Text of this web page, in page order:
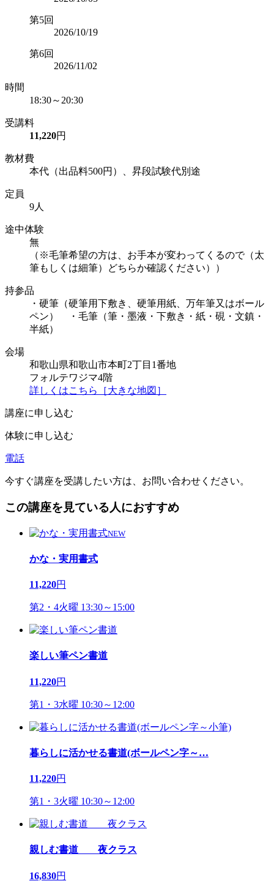
第5回
2026/10/19
第6回
2026/11/02
時間
18:30～20:30
受講料
11,220円
教材費
本代（出品料500円）、昇段試験代別途
定員
9人
途中体験
無
（※毛筆希望の方は、お手本が変わってくるので（太
筆もしくは細筆）どちらか確認ください））
持参品
・硬筆（硬筆用下敷き、硬筆用紙、万年筆又はボール
ペン） ・毛筆（筆・墨液・下敷き・紙・硯・文鎮・
半紙）
会場
和歌山県和歌山市本町2丁目1番地
フォルテワジマ4階
詳しくはこちら［大きな地図］
講座に申し込む
体験に申し込む
電話
今すぐ講座を受講したい方は、お問い合わせください。
この講座を見ている人におすすめ
NEW
かな・実用書式
11,220円
第2・4火曜 13:30～15:00
楽しい筆ペン書道
11,220円
第1・3水曜 10:30～12:00
暮らしに活かせる書道(ボールペン字～…
11,220円
第1・3火曜 10:30～12:00
親しむ書道 夜クラス
16,830円